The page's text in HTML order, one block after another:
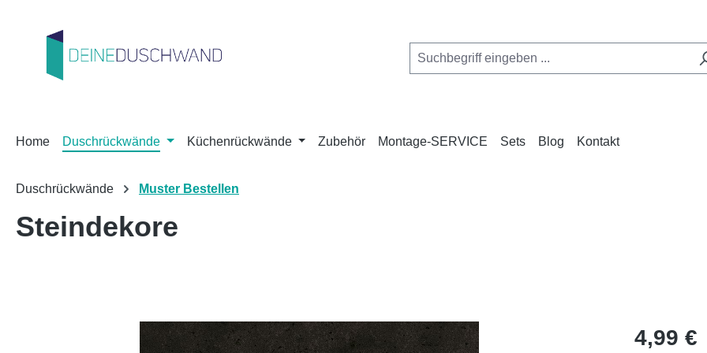
Home Duschrückwände Küchenrückwände Zubehör Montage-SERVICE Sets Blog Kontakt
Duschrückwände Muster Bestellen
Steindekore
Regulärer
4,99 €